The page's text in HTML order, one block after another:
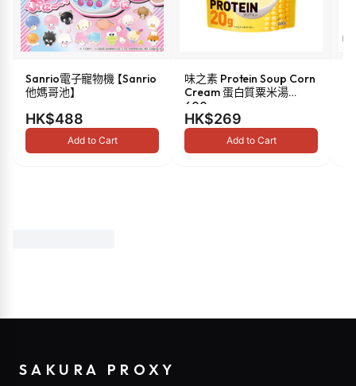
Sanrio電子寵物機 【Sanrio
他媽哥池】
HK$488
Add to Cart
味之素 Protein Soup Corn
Cream 蛋白質粟米湯
600g
HK$269
Add to Cart
SAKURA PROXY